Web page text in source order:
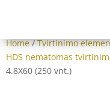
Home/Tvirtinimo
HDS nematomas
4.8X60 (250 vnt.)